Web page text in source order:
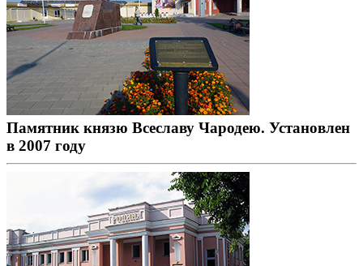
Памятник князю Всеславу Чародею. Установлен
в 2007 году